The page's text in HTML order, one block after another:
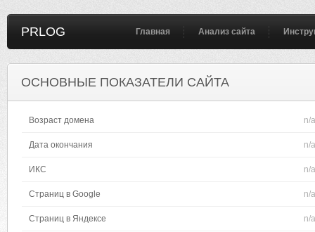
PRLOG Главная Анализ сайта
ОСНОВНЫЕ ПОКАЗАТЕЛИ САЙТА
Возраст домена n/a
Дата окончания n/a
ИКС n/a
Страниц в Google n/a
Страниц в Яндексе n/a